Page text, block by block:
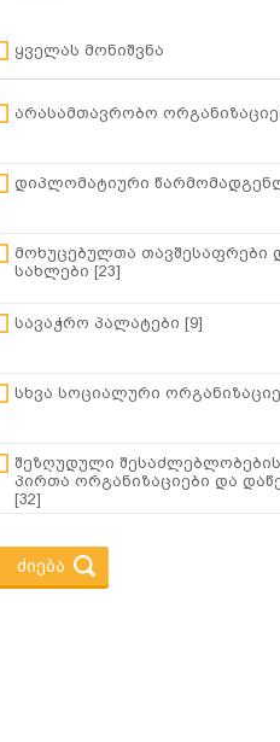
ყველას მონიშვნა
არასამთავრობო
დიპლომატიური
მოხუცებულთა თავშესაფრები
სახლები [23]
სავაჭრო პალატები [9]
სხვა სოციალური
შეზღუდული
პირთა ორგანიზაციები და
[32]